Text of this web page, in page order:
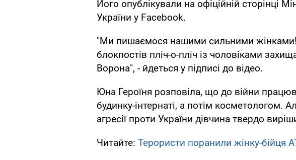
Його опублікували на офіційній сторінці
України у Facebook.
"Ми пишаємося нашими сильними жінками!
блокпостів пліч-о-пліч із чоловіками
Ворона", - йдеться у підписі до відео.
Юна Героїня розповіла, що до війни
будинку-інтернаті, а потім косметологом.
агресії проти України дівчина твердо
Читайте: Терористи поранили жінку-бійця